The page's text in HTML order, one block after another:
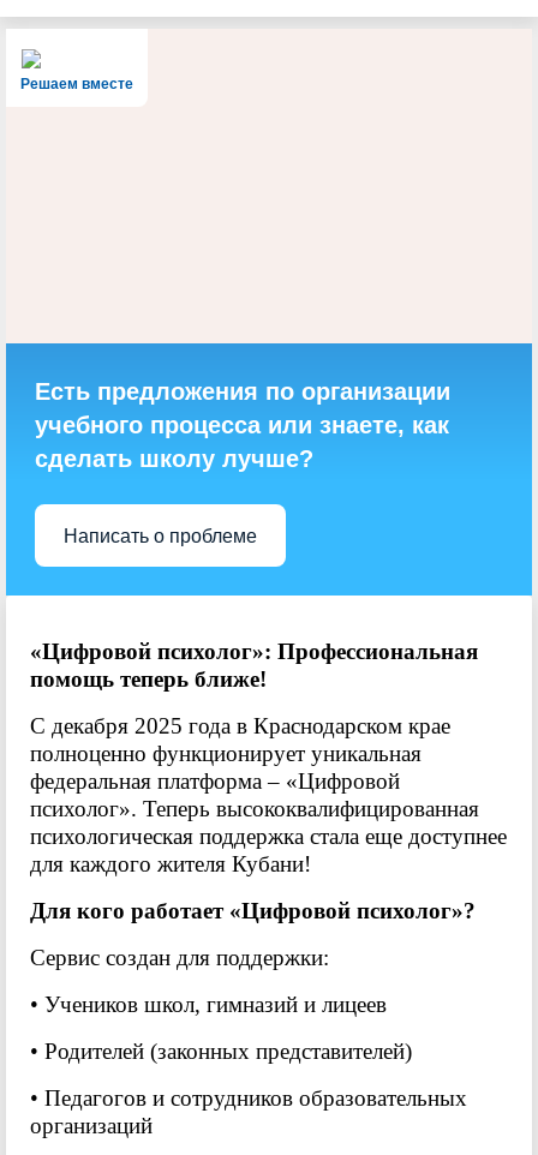
Решаем вместе
Есть предложения по организации
учебного процесса или знаете, как
сделать школу лучше?
Написать о проблеме
«Цифровой психолог»: Профессиональная
помощь теперь ближе!
С декабря 2025 года в Краснодарском крае
полноценно функционирует уникальная
федеральная платформа – «Цифровой
психолог». Теперь высококвалифицированная
психологическая поддержка стала еще доступнее
для каждого жителя Кубани!
Для кого работает «Цифровой психолог»?
Сервис создан для поддержки:
• Учеников школ, гимназий и лицеев
• Родителей (законных представителей)
• Педагогов и сотрудников образовательных
организаций